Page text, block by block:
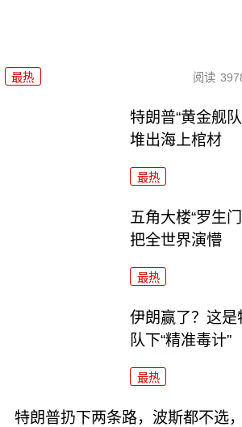
最热 阅读
特朗普“黄金舰
堆出海上棺材
最热
五角大楼“罗生
把全世界演懵
最热
伊朗赢了？这是
队下“精准毒计”
最热
特朗普扔下两条路，波斯都不选